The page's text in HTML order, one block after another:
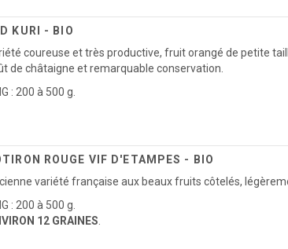
KURI - BIO
coureuse et très productive, fruit orangé de petite
de châtaigne et remarquable conservation.
: 200 à 500 g.
ROUGE VIF D'ETAMPES - BIO
variété française aux beaux fruits côtelés,
: 200 à 500 g.
12 GRAINES.